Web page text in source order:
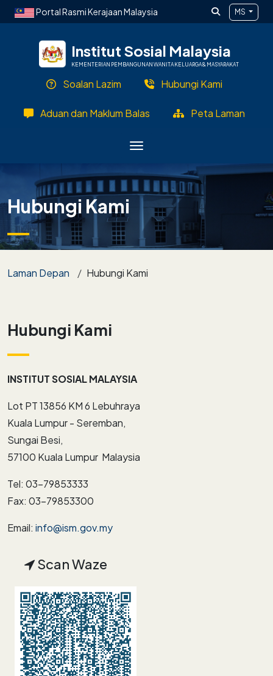
Langkau ke kandungan utama
Portal Rasmi Kerajaan Malaysia MS
Institut Sosial Malaysia
KEMENTERIAN PEMBANGUNAN WANITA KELUARGA & MASYARAKAT
Soalan Lazim Hubungi Kami
Aduan dan Maklum Balas Peta Laman
Hubungi Kami
Breadcrumb
Laman Depan Hubungi Kami
Hubungi Kami
INSTITUT SOSIAL MALAYSIA
Lot PT 13856 KM 6 Lebuhraya
Kuala Lumpur - Seremban,
Sungai Besi,
57100 Kuala Lumpur Malaysia
Tel: 03-79853333
​​​​​​​Fax: 03-79853300
Email: info@ism.gov.my
Scan Waze